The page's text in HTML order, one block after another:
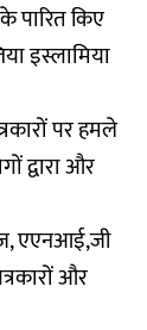
पारित किए
इस्लामिया
पर हमले
द्वारा और
एएनआई,जी
और